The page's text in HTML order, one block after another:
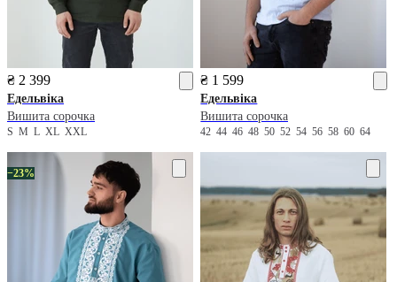
₴ 2 399
Едельвіка
Вишита сорочка
S M L XL XXL
₴ 1 599
Едельвіка
Вишита сорочка
4244464850525456586064
−23%